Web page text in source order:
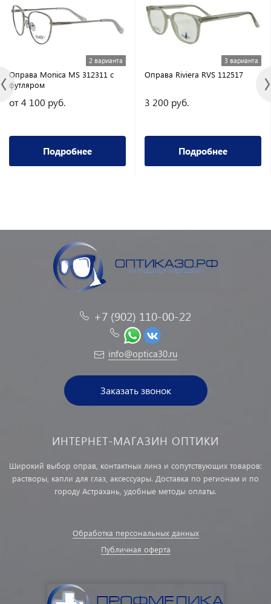
2 варианта
Оправа Monica MS 312311 с
футляром
от 4 100 руб.
Подробнее
3 варианта
Оправа Riviera RVS 112517
3 200 руб.
Подробнее
+7 (902) 110-00-22
info@optica30.ru
Заказать звонок
ИНТЕРНЕТ-МАГАЗИН ОПТИКИ
Широкий выбор оправ, контактных линз и сопутствующих товаров:
растворы, капли для глаз, аксессуары. Доставка по регионам и по
городу Астрахань, удобные методы оплаты.
Обработка персональных данных
Публичная оферта